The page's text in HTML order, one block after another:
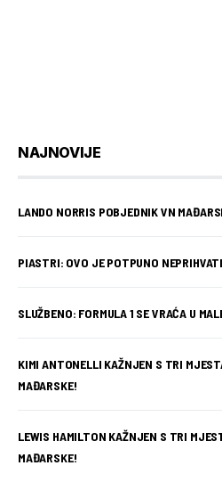
NAJNOVIJE
LANDO NORRIS POBJEDNIK VN
PIASTRI: OVO JE POTPUNO
SLUŽBENO: FORMULA 1 SE VRAĆA U
KIMI ANTONELLI KAŽNJEN S TRI
MAĐARSKE!
LEWIS HAMILTON KAŽNJEN S TRI
MAĐARSKE!